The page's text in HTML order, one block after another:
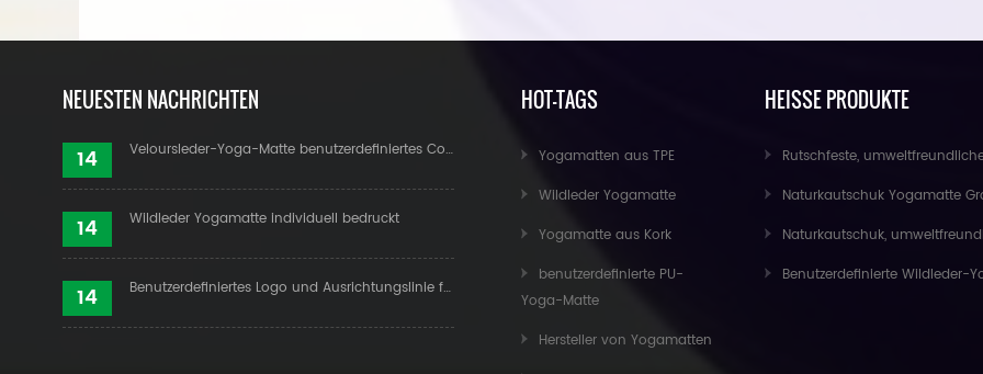
NEUESTEN NACHRICHTEN
14 Veloursleder-Yoga-Matte benutzerdefiniertes Coloful-Design
14 Wildleder Yogamatte individuell bedruckt
14 Benutzerdefiniertes Logo und Ausrichtungslinie für PU-Yogamatten
HOT-TAGS
Yogamatten aus TPE
Wildleder Yogamatte
Yogamatte aus Kork
benutzerdefinierte PU-
Yoga-Matte
Hersteller von Yogamatten
HEISSE PRODUKTE
Rutschfeste, umweltfreundliche Übungs-Fitness-Kork-Yoga-Matte im
Naturkautschuk Yogamatte Großhandel für
Naturkautschuk, umweltfreundliche, rutschfeste, individuell bedruckte Kork-
Benutzerdefinierte Wildleder-Yogamatte im neuen Design von